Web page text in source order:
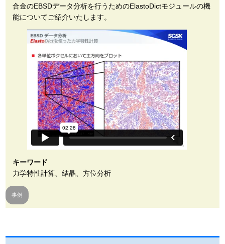
合金のEBSDデータ分析を行うためのElastoDictモジュールの機
能についてご紹介いたします。
キーワード
力学特性計算、結晶、方位分析
事例